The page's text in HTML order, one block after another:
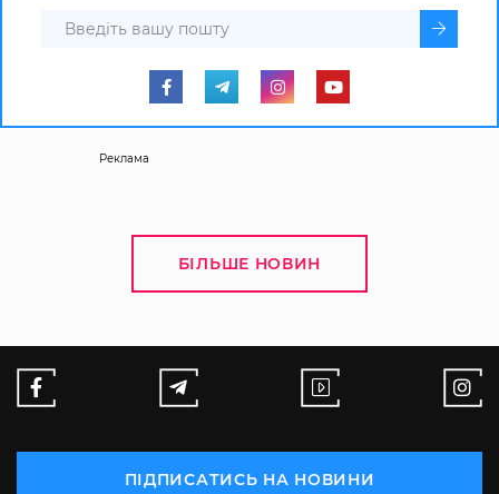
Реклама
БІЛЬШЕ НОВИН
ПІДПИСАТИСЬ НА НОВИНИ